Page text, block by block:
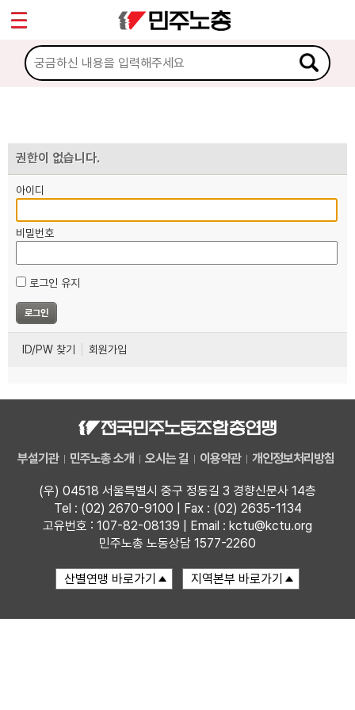
권한이 없습니다.
아이디
비밀번호
로그인 유지
ID/PW 찾기 회원가입
부설기관 민주노총 소개 오시는 길 이용약관 개인정보처리방침
(우) 04518 서울특별시 중구 정동길 3 경향신문사 14층
Tel : (02) 2670-9100 | Fax : (02) 2635-1134
고유번호 : 107-82-08139 | Email : kctu@kctu.org
민주노총 노동상담 1577-2260
마이페이지
소개
노동상담
자료
부설기관
업무